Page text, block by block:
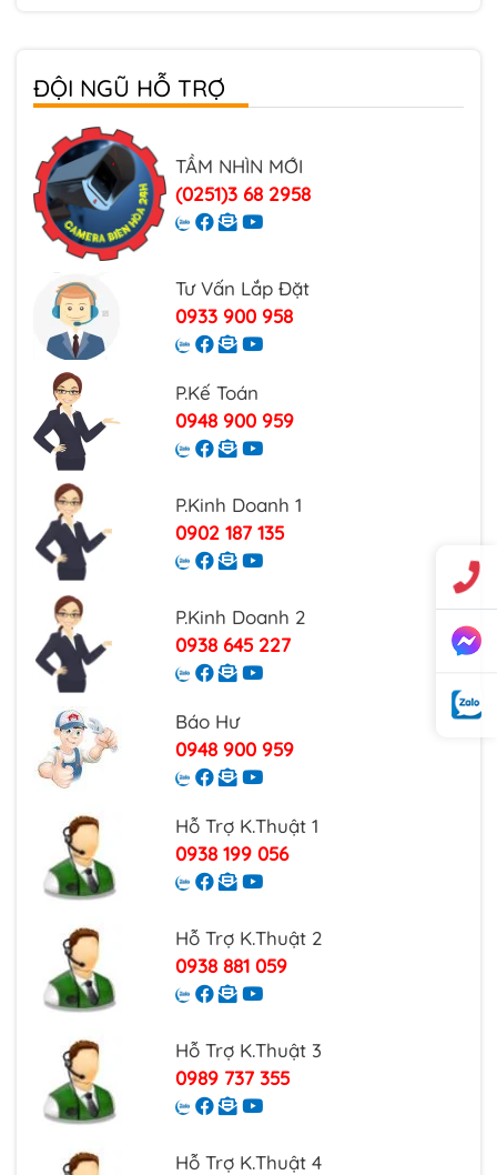
Phụ Kiện Đèn Năng Lượng Mặt Trời
ĐỘI NGŨ HỖ TRỢ
TẦM NHÌN MỚI
(0251)3 68 2958
Tư Vấn Lắp Đặt
0933 900 958
P.Kế Toán
0948 900 959
P.Kinh Doanh 1
0902 187 135
P.Kinh Doanh 2
0938 645 227
Báo Hư
0948 900 959
Hỗ Trợ K.Thuật 1
0938 199 056
Hỗ Trợ K.Thuật 2
0938 881 059
Hỗ Trợ K.Thuật 3
0989 737 355
Hỗ Trợ K.Thuật 4